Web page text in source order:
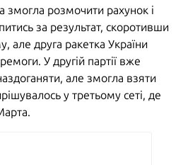
змогла розмочити рахунок і
за результат, скоротивши
але друга ракетка України
У другій партії вже
але змогла взяти
у третьому сеті, де